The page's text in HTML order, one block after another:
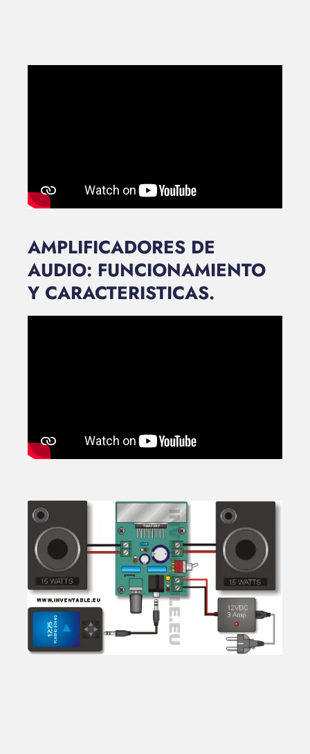
AMPLIFICADORES DE
AUDIO: FUNCIONAMIENTO
Y CARACTERISTICAS.